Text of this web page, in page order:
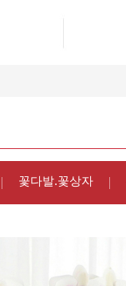
꽃다발.꽃상자